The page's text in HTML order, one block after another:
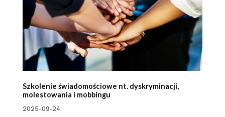
Szkolenie świadomościowe nt. dyskryminacji,
molestowania i mobbingu
2025-09-24